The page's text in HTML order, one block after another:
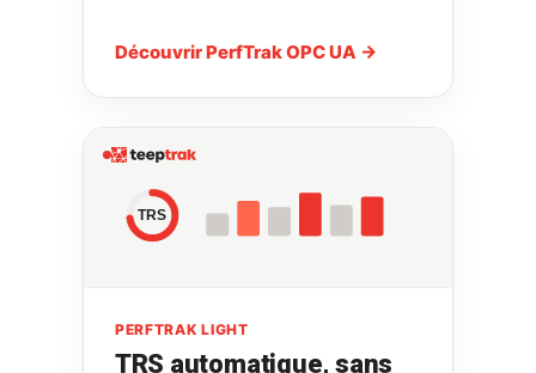
Découvrir PerfTrak OPC UA →
TRS
PERFTRAK LIGHT
TRS automatique, sans